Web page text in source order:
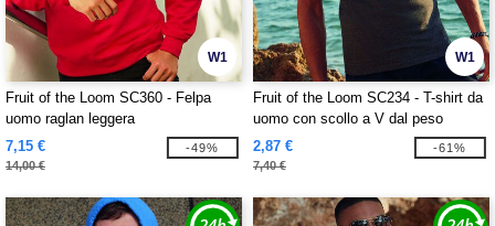
W1
Fruit of the Loom SC360 - Felpa
uomo raglan leggera
7,15 €
14,00 €
-49%
W1
Fruit of the Loom SC234 - T-shirt da
uomo con scollo a V dal peso
contenuto
2,87 €
7,40 €
-61%